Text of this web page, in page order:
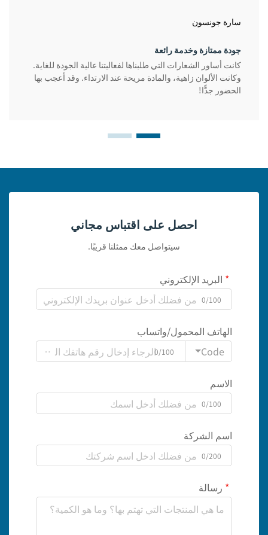
سارة جونسون
جودة ممتازة وخدمة رائعة
كانت أساور الشعارات التي طلبناها لفعاليتنا عالية الجودة للغاية.
وكانت الألوان زاهية، والمادة مريحة عند الارتداء. وقد أعجب بها
الحضور جدًّا!
احصل على اقتباس مجاني
سيتواصل معك ممثلنا قريبًا.
البريد الإلكتروني
0/100
الهاتف المحمول/واتساب
Code
0/100
الاسم
0/100
اسم الشركة
0/200
رسالة